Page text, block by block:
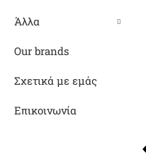
Άλλα
Our brands
Σχετικά με εμάς
Επικοινωνία